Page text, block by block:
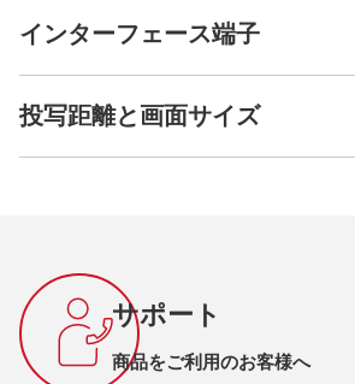
インターフェース端子
投写距離と画面サイズ
サポート
商品をご利用のお客様へ